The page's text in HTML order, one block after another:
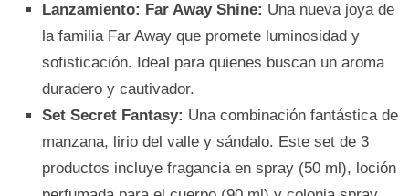
Lanzamiento: Far Away Shine: Una nueva joya de
la familia Far Away que promete luminosidad y
sofisticación. Ideal para quienes buscan un aroma
duradero y cautivador.
Set Secret Fantasy: Una combinación fantástica de
manzana, lirio del valle y sándalo. Este set de 3
productos incluye fragancia en spray (50 ml), loción